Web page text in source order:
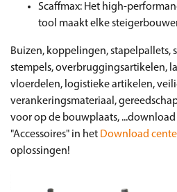
Scaffmax: Het high-
tool maakt elke
Buizen, koppelingen, stapelpallets,
stempels, overbruggingsartikelen,
vloerdelen, logistieke artikelen,
verankeringsmateriaal,
voor op de bouwplaats,
"Accessoires" in het Download
oplossingen!